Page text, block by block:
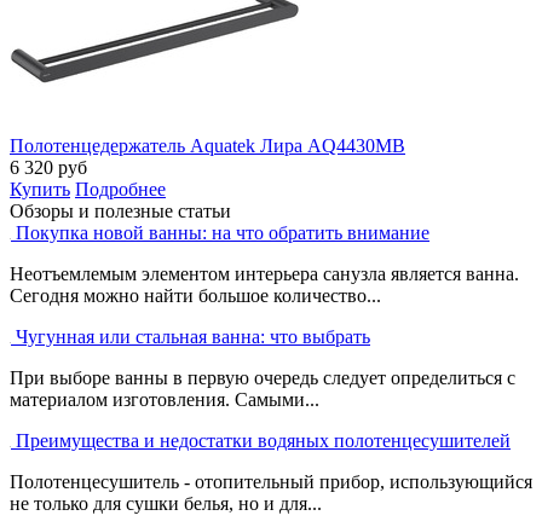
Полотенцедержатель Aquatek Лира AQ4430MB
6 320 руб
Купить Подробнее
Обзоры и полезные статьи
Покупка новой ванны: на что обратить внимание
Неотъемлемым элементом интерьера санузла является ванна.
Сегодня можно найти большое количество...
Чугунная или стальная ванна: что выбрать
При выборе ванны в первую очередь следует определиться с
материалом изготовления. Самыми...
Преимущества и недостатки водяных полотенцесушителей
Полотенцесушитель - отопительный прибор, использующийся
не только для сушки белья, но и для...